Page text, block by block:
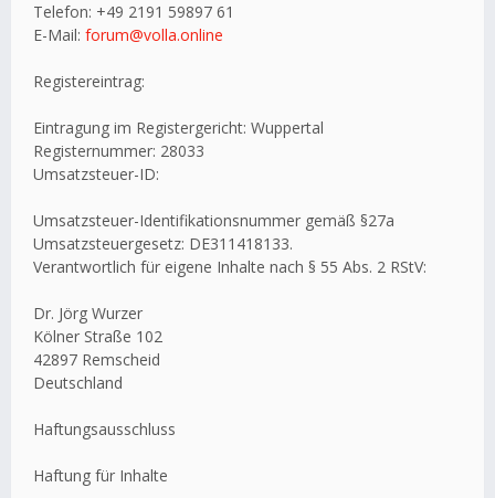
Telefon: +49 2191 59897 61
E-Mail: forum@volla.online
Registereintrag:
Eintragung im Registergericht: Wuppertal
Registernummer: 28033
Umsatzsteuer-ID:
Umsatzsteuer-Identifikationsnummer gemäß §27a
Umsatzsteuergesetz: DE311418133.
Verantwortlich für eigene Inhalte nach § 55 Abs. 2 RStV:
Dr. Jörg Wurzer
Kölner Straße 102
42897 Remscheid
Deutschland
Haftungsausschluss
Haftung für Inhalte